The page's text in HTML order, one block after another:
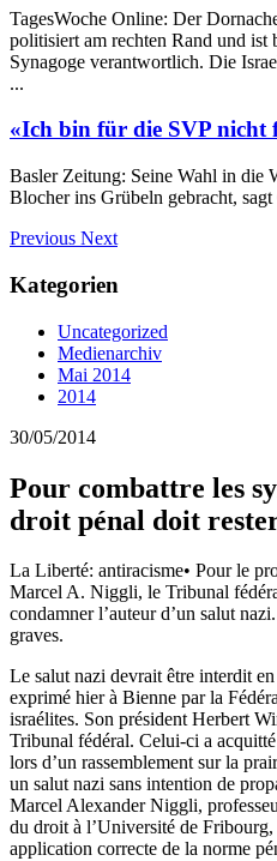
TagesWoche Online: Der
politisiert am rechten Rand und
Synagoge verantwortlich. Die
...
«Ich bin für die SVP nicht
Basler Zeitung: Seine Wahl in die
Blocher ins Grübeln gebracht,
Previous Next
Kategorien
Uncategorized
Medienarchiv
Mai 2014
2014
30/05/2014
Pour combattre les
droit pénal doit
La Liberté: antiracisme• Pour le
Marcel A. Niggli, le Tribunal
condamner l’auteur d’un salut
graves.
Le salut nazi devrait être interdit
exprimé hier à Bienne par la
israélites. Son président Herbert
Tribunal fédéral. Celui-ci a
lors d’un rassemblement sur la
un salut nazi sans intention de
Marcel Alexander Niggli,
du droit à l’Université de Fribourg,
application correcte de la norme